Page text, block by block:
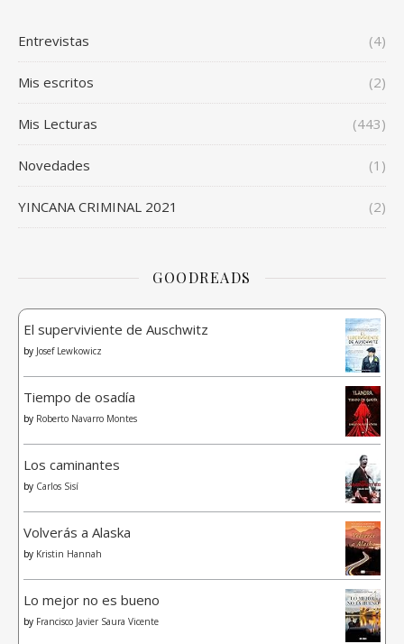
Entrevistas (4)
Mis escritos (2)
Mis Lecturas (443)
Novedades (1)
YINCANA CRIMINAL 2021 (2)
GOODREADS
El superviviente de Auschwitz
by Josef Lewkowicz
Tiempo de osadía
by Roberto Navarro Montes
Los caminantes
by Carlos Sisí
Volverás a Alaska
by Kristin Hannah
Lo mejor no es bueno
by Francisco Javier Saura Vicente